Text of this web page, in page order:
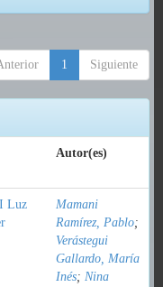
1 Siguiente
Autor(es)
Luz
Mamani
Ramírez, Pablo;
Verástegui
Gallardo, María
Inés; Nina